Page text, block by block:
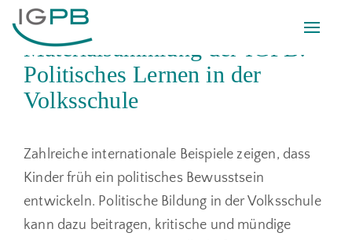
Toggle
Materialsammlung der IGPB:
Politisches Lernen in der
Volksschule
Zahlreiche internationale Beispiele zeigen, dass
Kinder früh ein politisches Bewusstsein
entwickeln. Politische Bildung in der Volksschule
kann dazu beitragen, kritische und mündige